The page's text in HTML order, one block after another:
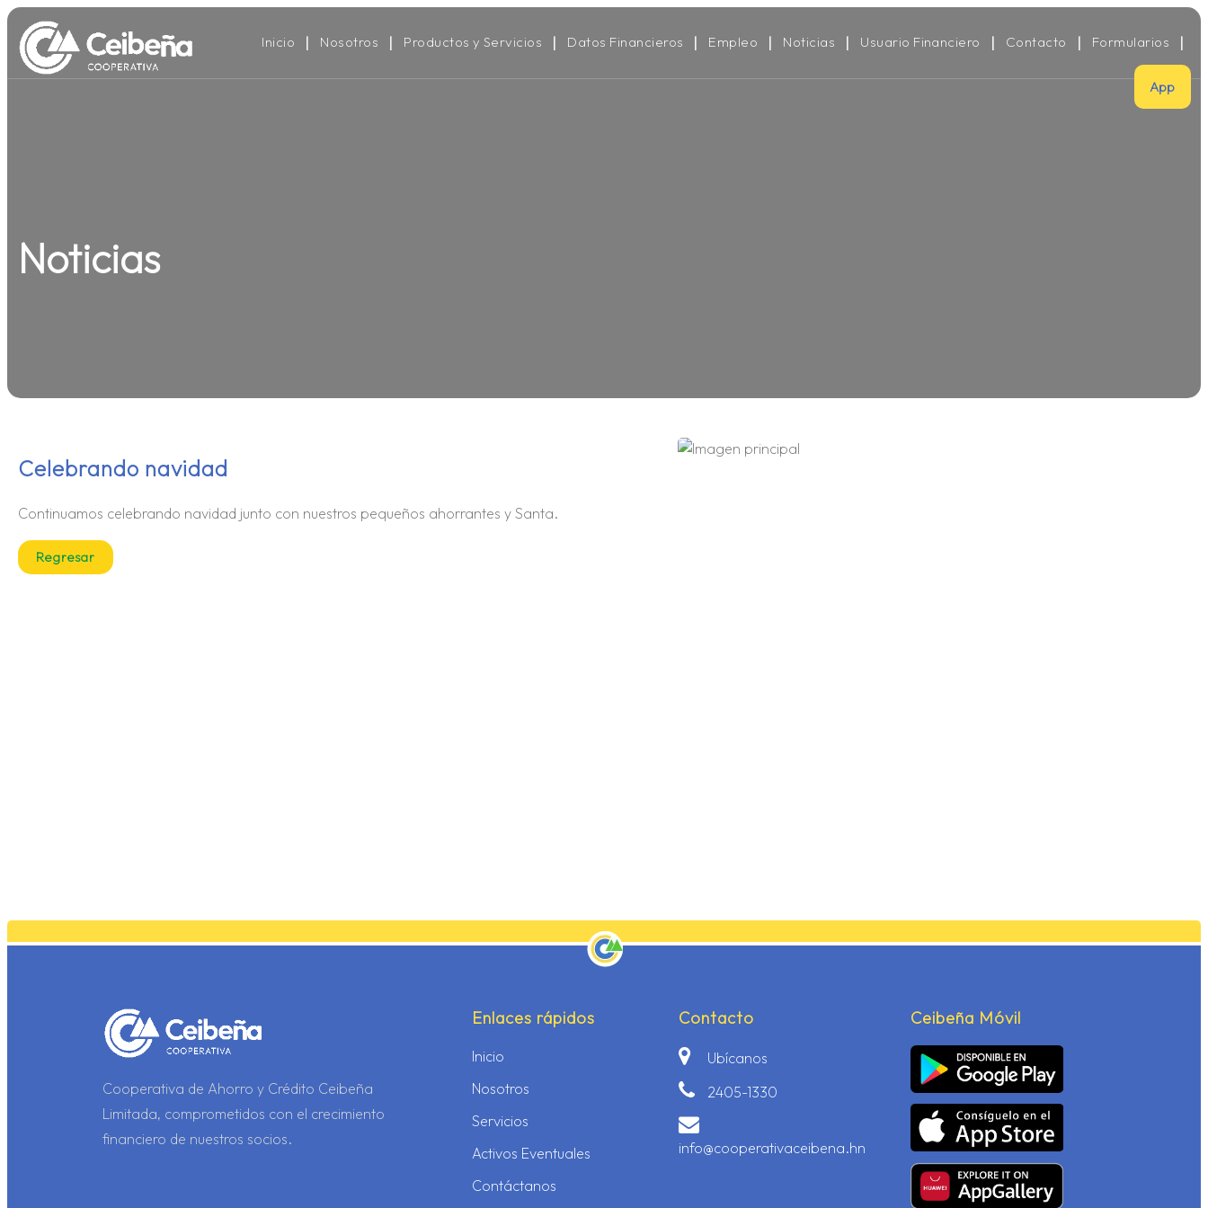
Inicio Nosotros Productos y Servicios Datos Financieros Empleo Noticias Usuario Financiero Contacto Formularios
App
Noticias
Celebrando navidad
Continuamos celebrando navidad junto con nuestros pequeños ahorrantes y Santa.
Regresar
Cooperativa de Ahorro y Crédito Ceibeña
Limitada, comprometidos con el crecimiento
financiero de nuestros socios.
Enlaces rápidos
Inicio
Nosotros
Servicios
Activos Eventuales
Contáctanos
Contacto
Ubícanos
2405-1330
info@cooperativaceibena.hn
Ceibeña Móvil